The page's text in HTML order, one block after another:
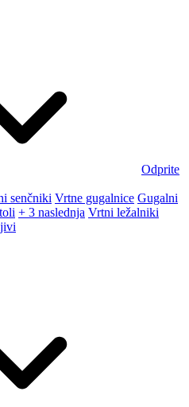
Odprite
senčniki Vrtne gugalnice Gugalni
+ 3 naslednja Vrtni ležalniki